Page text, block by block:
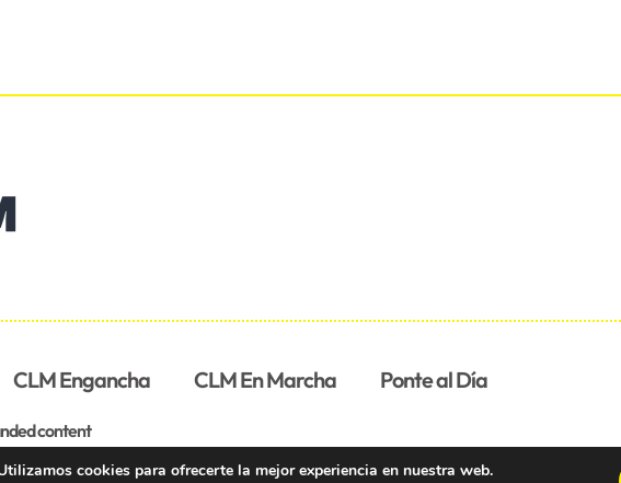
CLM Engancha CLM En Marcha Ponte al Día
content
cookies para ofrecerte la mejor experiencia en nuestra web.